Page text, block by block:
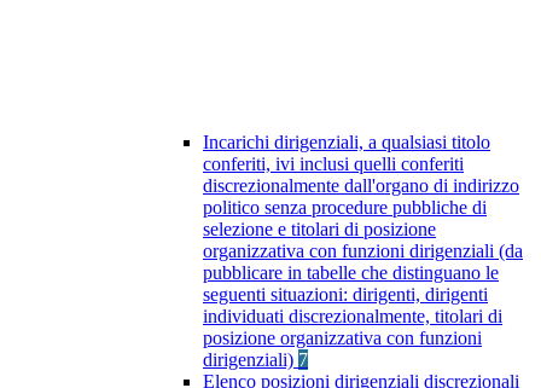
Incarichi dirigenziali, a qualsiasi titolo
conferiti, ivi inclusi quelli conferiti
discrezionalmente dall'organo di indirizzo
politico senza procedure pubbliche di
selezione e titolari di posizione
organizzativa con funzioni dirigenziali (da
pubblicare in tabelle che distinguano le
seguenti situazioni: dirigenti, dirigenti
individuati discrezionalmente, titolari di
posizione organizzativa con funzioni
dirigenziali) 7
Elenco posizioni dirigenziali discrezionali